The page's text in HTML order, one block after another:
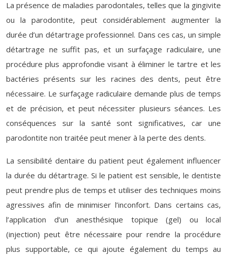
La présence de maladies parodontales, telles que la gingivite
ou la parodontite, peut considérablement augmenter la
durée d’un détartrage professionnel. Dans ces cas, un simple
détartrage ne suffit pas, et un surfaçage radiculaire, une
procédure plus approfondie visant à éliminer le tartre et les
bactéries présents sur les racines des dents, peut être
nécessaire. Le surfaçage radiculaire demande plus de temps
et de précision, et peut nécessiter plusieurs séances. Les
conséquences sur la santé sont significatives, car une
parodontite non traitée peut mener à la perte des dents.
La sensibilité dentaire du patient peut également influencer
la durée du détartrage. Si le patient est sensible, le dentiste
peut prendre plus de temps et utiliser des techniques moins
agressives afin de minimiser l’inconfort. Dans certains cas,
l’application d’un anesthésique topique (gel) ou local
(injection) peut être nécessaire pour rendre la procédure
plus supportable, ce qui ajoute également du temps au